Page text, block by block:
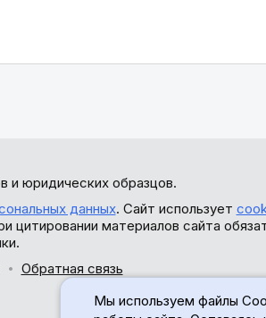
юридических образцов.
данных. Сайт использует
материалов сайта
Обратная связь
Мы используем файлы